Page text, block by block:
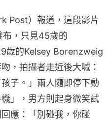
Post）報道，這段影片
，只見45歲的
歲的Kelsey Borenzweig
，拍攝者走近後大喊：
子。」兩人隨即停下動
」，男方則起身微笑試
應：「別碰我，你碰